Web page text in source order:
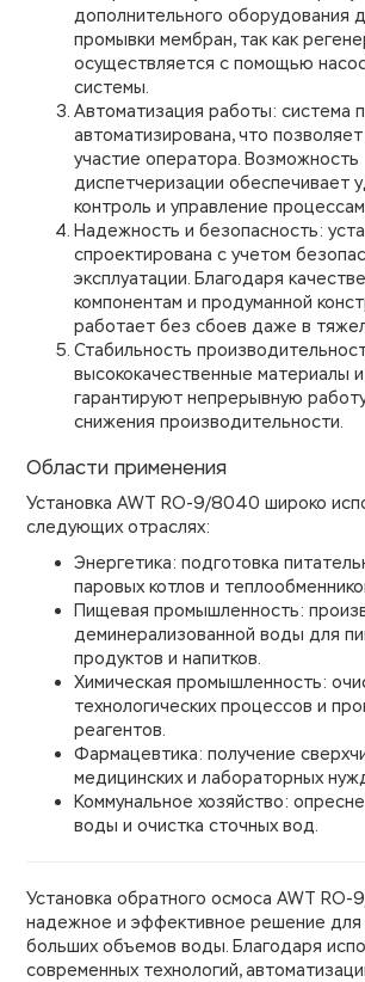
дополнительного оборудования
промывки мембран, так как
осуществляется с помощью
системы.
Автоматизация работы: система
автоматизирована, что
участие оператора. Возможность
диспетчеризации обеспечивает
контроль и управление
Надежность и безопасность:
спроектирована с учетом
эксплуатации. Благодаря
компонентам и продуманной
работает без сбоев даже в
Стабильность
высококачественные материалы
гарантируют непрерывную
снижения производительности.
Области применения
Установка AWT RO-9/8040 широко
следующих отраслях:
Энергетика: подготовка
паровых котлов и
Пищевая промышленность:
деминерализованной воды для
продуктов и напитков.
Химическая промышленность:
технологических процессов и
реагентов.
Фармацевтика: получение
медицинских и лабораторных
Коммунальное хозяйство:
воды и очистка сточных вод.
Установка обратного осмоса AWT
надежное и эффективное решение для
больших объемов воды. Благодаря
современных технологий,